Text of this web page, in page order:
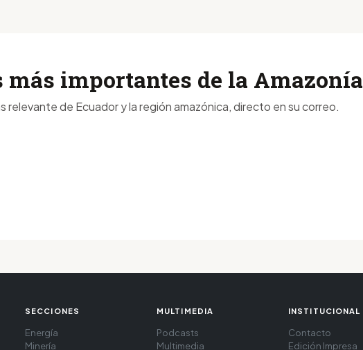
más importantes de la Amazonía
relevante de Ecuador y la región amazónica, directo en su correo.
SECCIONES
Energía
Minería
MULTIMEDIA
Podcasts
Multimedia
INSTITUCIONAL
Contacto
Edición Impresa